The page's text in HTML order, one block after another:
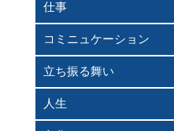
仕事
コミニュケーション
立ち振る舞い
人生